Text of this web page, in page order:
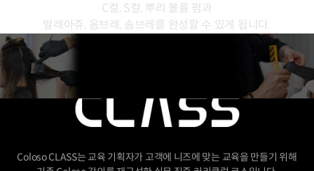
C컬, S컬, 뿌리 볼륨 펌과
발레아쥬, 옴브레, 솜브레를 완성할 수 있게 됩니다.
Coloso CLASS는 교육 기획자가 고객에 니즈에 맞는 교육을 만들기 위해